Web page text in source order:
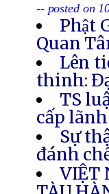
-- posted on
Phật
Quan
Lên
thinh:
TS
cấp
Sự
đánh
VIỆT